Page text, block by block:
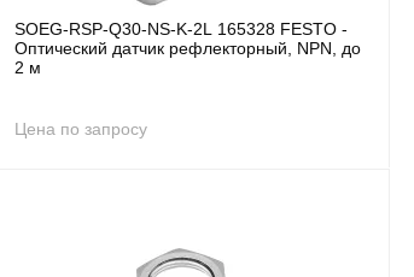
SOEG-RSP-Q30-NS-K-2L 165328 FESTO -
Оптический датчик рефлекторный, NPN, до
2 м
Цена по запросу